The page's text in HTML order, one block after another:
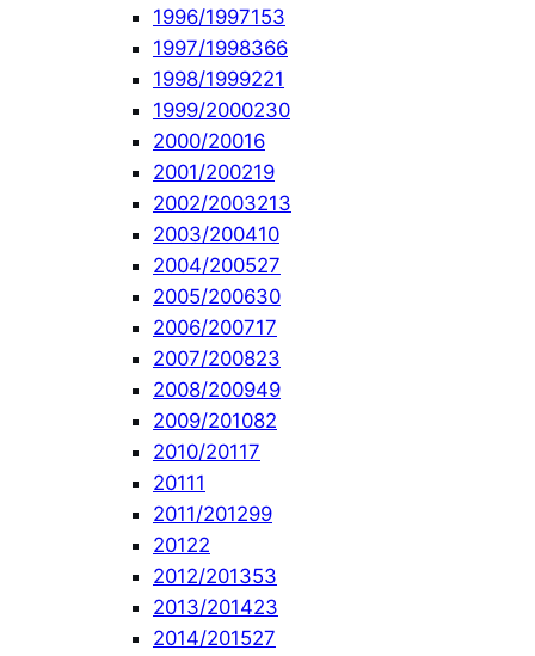
1996/1997153
1997/1998366
1998/1999221
1999/2000230
2000/20016
2001/200219
2002/2003213
2003/200410
2004/200527
2005/200630
2006/200717
2007/200823
2008/200949
2009/201082
2010/20117
20111
2011/201299
20122
2012/201353
2013/201423
2014/201527